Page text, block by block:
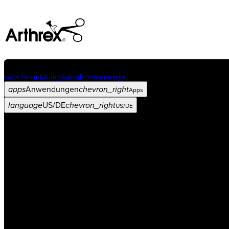
event VeranstaltungskalenderVeranstaltungen
appsAnwendungenchevron_rightApps
languageUS/DEchevron_rightUS/DE